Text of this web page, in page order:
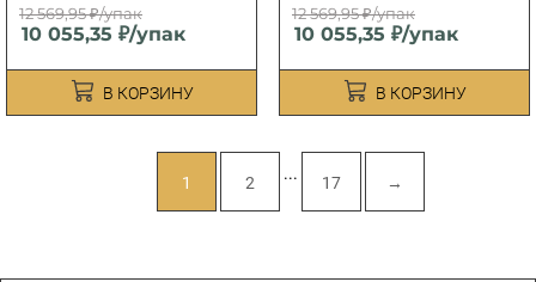
12 569,95 ₽/упак
10 055,35 ₽/упак
В КОРЗИНУ
12 569,95 ₽/упак
10 055,35 ₽/упак
В КОРЗИНУ
1 2 ... 17 →